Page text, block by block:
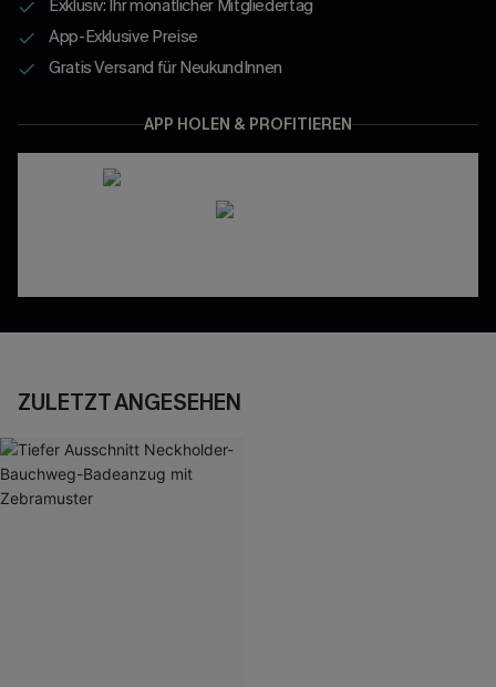
Exklusiv: Ihr monatlicher Mitgliedertag
App-Exklusive Preise
Gratis Versand für NeukundInnen
APP HOLEN & PROFITIEREN
ZULETZT ANGESEHEN